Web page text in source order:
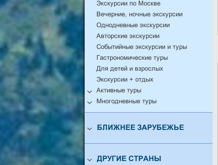
Экскурсии по Москве
Вечерние, ночные экскурсии
Однодневные экскурсии
Авторские экскурсии
Событийные экскурсии и туры
Гастрономические туры
Для детей и взрослых
Экскурсии + отдых
Активные туры
Многодневные туры
БЛИЖНЕЕ ЗАРУБЕЖЬЕ
ДРУГИЕ СТРАНЫ